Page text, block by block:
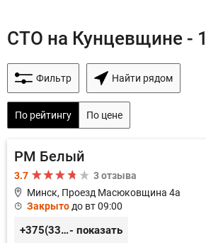
СТО на Кунцевщине - 1
Фильтр Найти рядом
По рейтингу По цене
РМ Белый
3.7
3 отзыва
Минск, Проезд Масюковщина 4а
Закрыто до вт 09:00
+375(33)3-300-200- показать